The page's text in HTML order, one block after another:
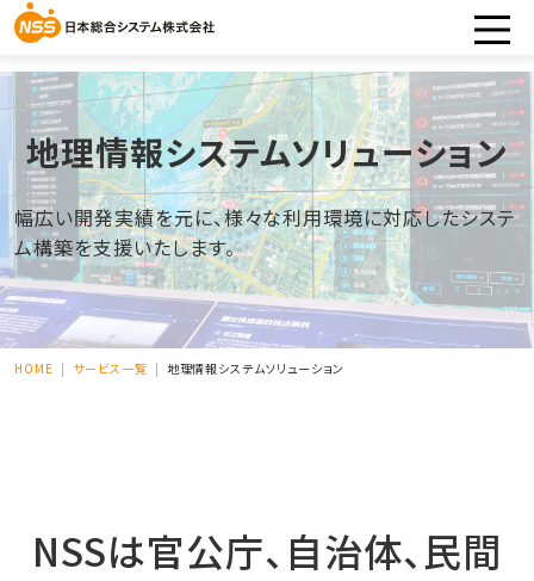
地理情報システムソリューション
幅広い開発実績を元に、様々な利用環境に対応したシステ
ム構築を支援いたします。
HOME サービス一覧 地理情報システムソリューション
NSSは官公庁、自治体、民間